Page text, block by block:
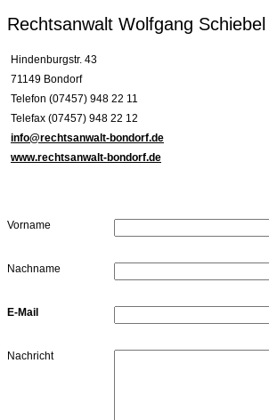
Rechtsanwalt Wolfgang
Hindenburgstr. 43
71149 Bondorf
Telefon (07457) 948 22 11
Telefax (07457) 948 22 12
info@rechtsanwalt-bondorf.de
www.rechtsanwalt-bondorf.de
Vorname
Nachname
E-Mail
Nachricht